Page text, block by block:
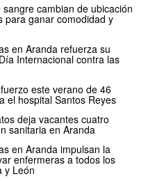
cambian de ubicación
para ganar comodidad y
en Aranda refuerza su
Internacional contra las
este verano de 46
el hospital Santos Reyes
deja vacantes cuatro
sanitaria en Aranda
en Aranda impulsan la
enfermeras a todos los
y León